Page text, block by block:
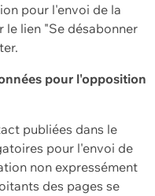
pour l'envoi de la
le lien "Se désabonner
pour l'opposition
publiées dans le
pour l'envoi de
non expressément
des pages se